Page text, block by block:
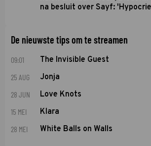
na besluit over Sayf:
De nieuwste tips om te streamen
09:01 The Invisible Guest
25 AUG Jonja
28 JUN Love Knots
15 MEI Klara
28 MEI White Balls on Walls